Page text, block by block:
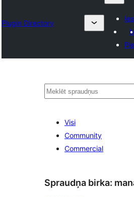
Plugin Directory
Meklēt
Visi
Community
Commercial
Spraudņa birka: